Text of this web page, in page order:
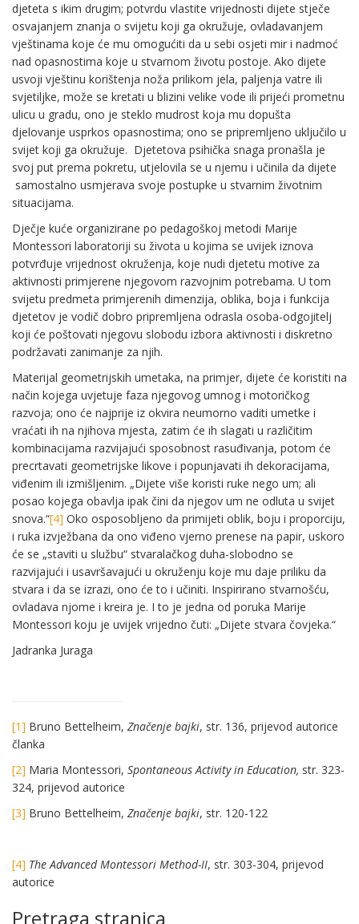
djeteta s ikim drugim; potvrdu vlastite vrijednosti dijete stječe
osvajanjem znanja o svijetu koji ga okružuje, ovladavanjem
vještinama koje će mu omogućiti da u sebi osjeti mir i nadmoć
nad opasnostima koje u stvarnom životu postoje. Ako dijete
usvoji vještinu korištenja noža prilikom jela, paljenja vatre ili
svjetiljke, može se kretati u blizini velike vode ili prijeći prometnu
ulicu u gradu, ono je steklo mudrost koja mu dopušta
djelovanje usprkos opasnostima; ono se pripremljeno uključilo u
svijet koji ga okružuje. Djetetova psihička snaga pronašla je
svoj put prema pokretu, utjelovila se u njemu i učinila da dijete
samostalno usmjerava svoje postupke u stvarnim životnim
situacijama.
Dječje kuće organizirane po pedagoškoj metodi Marije
Montessori laboratoriji su života u kojima se uvijek iznova
potvrđuje vrijednost okruženja, koje nudi djetetu motive za
aktivnosti primjerene njegovom razvojnim potrebama. U tom
svijetu predmeta primjerenih dimenzija, oblika, boja i funkcija
djetetov je vodič dobro pripremljena odrasla osoba-odgojitelj
koji će poštovati njegovu slobodu izbora aktivnosti i diskretno
podržavati zanimanje za njih.
Materijal geometrijskih umetaka, na primjer, dijete će koristiti na
način kojega uvjetuje faza njegovog umnog i motoričkog
razvoja; ono će najprije iz okvira neumorno vaditi umetke i
vraćati ih na njihova mjesta, zatim će ih slagati u različitim
kombinacijama razvijajući sposobnost rasuđivanja, potom će
precrtavati geometrijske likove i popunjavati ih dekoracijama,
viđenim ili izmišljenim. „Dijete više koristi ruke nego um; ali
posao kojega obavlja ipak čini da njegov um ne odluta u svijet
snova.“[4] Oko osposobljeno da primijeti oblik, boju i proporciju,
i ruka izvježbana da ono viđeno vjerno prenese na papir, uskoro
će se „staviti u službu“ stvaralačkog duha-slobodno se
razvijajući i usavršavajući u okruženju koje mu daje priliku da
stvara i da se izrazi, ono će to i učiniti. Inspirirano stvarnošću,
ovladava njome i kreira je. I to je jedna od poruka Marije
Montessori koju je uvijek vrijedno čuti: „Dijete stvara čovjeka.“
Jadranka Juraga
[1] Bruno Bettelheim, Značenje bajki, str. 136, prijevod autorice
članka
[2] Maria Montessori, Spontaneous Activity in Education, str. 323-
324, prijevod autorice
[3] Bruno Bettelheim, Značenje bajki, str. 120-122
[4] The Advanced Montessori Method-II, str. 303-304, prijevod
autorice
Pretraga stranica